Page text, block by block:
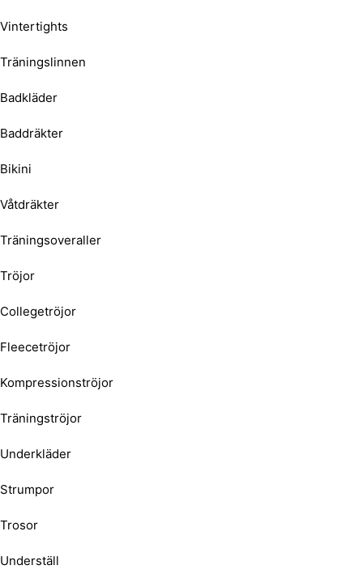
Vintertights
Träningslinnen
Badkläder
Baddräkter
Bikini
Våtdräkter
Träningsoveraller
Tröjor
Collegetröjor
Fleecetröjor
Kompressionströjor
Träningströjor
Underkläder
Strumpor
Trosor
Underställ